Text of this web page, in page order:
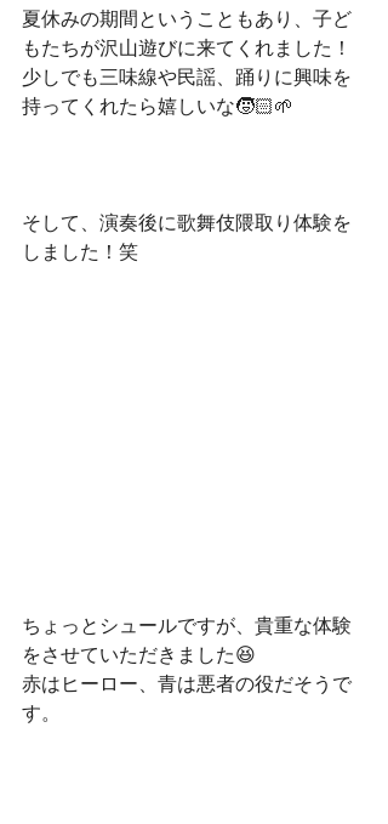
夏休みの期間ということもあり、子ど
もたちが沢山遊びに来てくれました！
少しでも三味線や民謡、踊りに興味を
持ってくれたら嬉しいな🧒🏻🌱
そして、演奏後に歌舞伎隈取り体験を
しました！笑
ちょっとシュールですが、貴重な体験
をさせていただきました😆
赤はヒーロー、青は悪者の役だそうで
す。